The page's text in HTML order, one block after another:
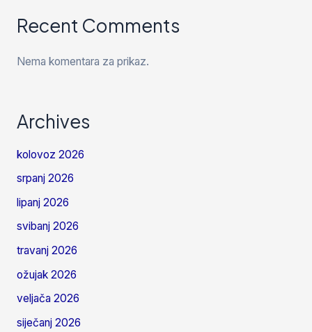
Recent Comments
Nema komentara za prikaz.
Archives
kolovoz 2026
srpanj 2026
lipanj 2026
svibanj 2026
travanj 2026
ožujak 2026
veljača 2026
siječanj 2026